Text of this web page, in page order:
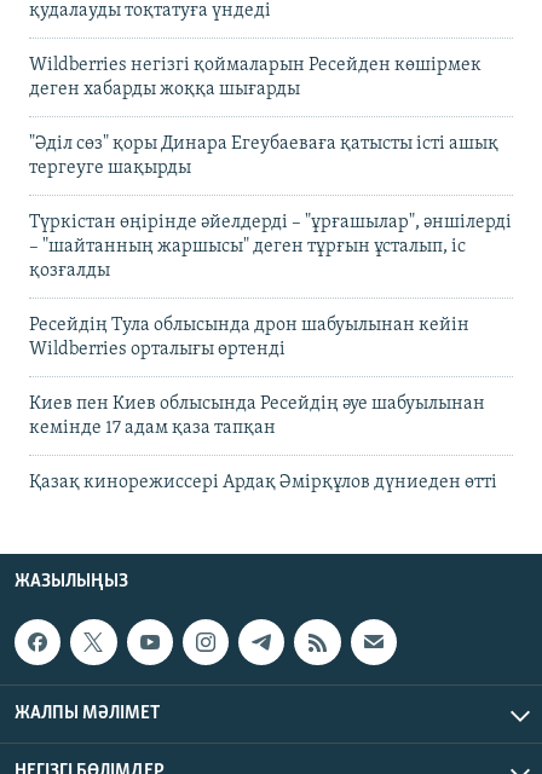
қудалауды тоқтатуға үндеді
Wildberries негізгі қоймаларын Ресейден көшірмек
деген хабарды жоққа шығарды
"Әділ сөз" қоры Динара Егеубаеваға қатысты істі ашық
тергеуге шақырды
Түркістан өңірінде әйелдерді – "ұрғашылар", әншілерді
– "шайтанның жаршысы" деген тұрғын ұсталып, іс
қозғалды
Ресейдің Тула облысында дрон шабуылынан кейін
Wildberries орталығы өртенді
Киев пен Киев облысында Ресейдің әуе шабуылынан
кемінде 17 адам қаза тапқан
Қазақ кинорежиссері Ардақ Әмірқұлов дүниеден өтті
ЖАЗЫЛЫҢЫЗ
ЖАЛПЫ МӘЛІМЕТ